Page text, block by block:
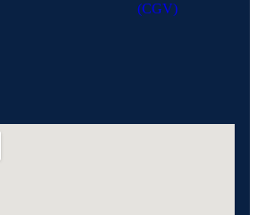
(CGV)